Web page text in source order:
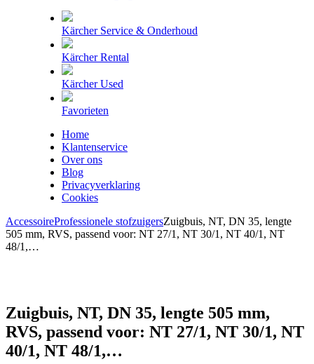
Kärcher Service & Onderhoud
Kärcher Rental
Kärcher Used
Favorieten
Home
Klantenservice
Over ons
Blog
Privacyverklaring
Cookies
AccessoireProfessionele stofzuigersZuigbuis, NT, DN 35, lengte
505 mm, RVS, passend voor: NT 27/1, NT 30/1, NT 40/1, NT
48/1,…
Zuigbuis, NT, DN 35, lengte 505 mm,
RVS, passend voor: NT 27/1, NT 30/1, NT
40/1, NT 48/1,…